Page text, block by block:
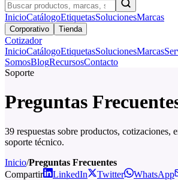
InicioCatálogoEtiquetasSolucionesMarcas
Corporativo Tienda
Cotizador
InicioCatálogoEtiquetasSolucionesMarcas
SomosBlogRecursosContacto
Soporte
Preguntas
39 respuestas sobre productos, cotizaciones,
soporte técnico.
Inicio/Preguntas Frecuentes
Compartir
LinkedIn Twitter WhatsApp